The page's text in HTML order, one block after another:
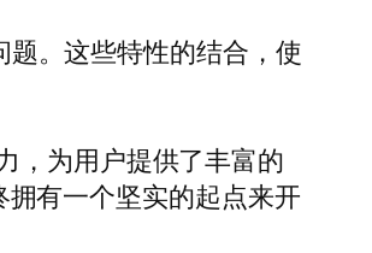
题。这些特性的结合，使
，为用户提供了丰富的
有一个坚实的起点来开